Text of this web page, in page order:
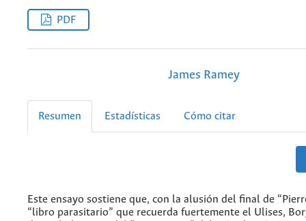
PDF
James Ramey
Resumen Estadísticas Cómo citar
Este ensayo sostiene que, con la alusión del final de
“libro parasitario” que recuerda fuertemente el Ulises,